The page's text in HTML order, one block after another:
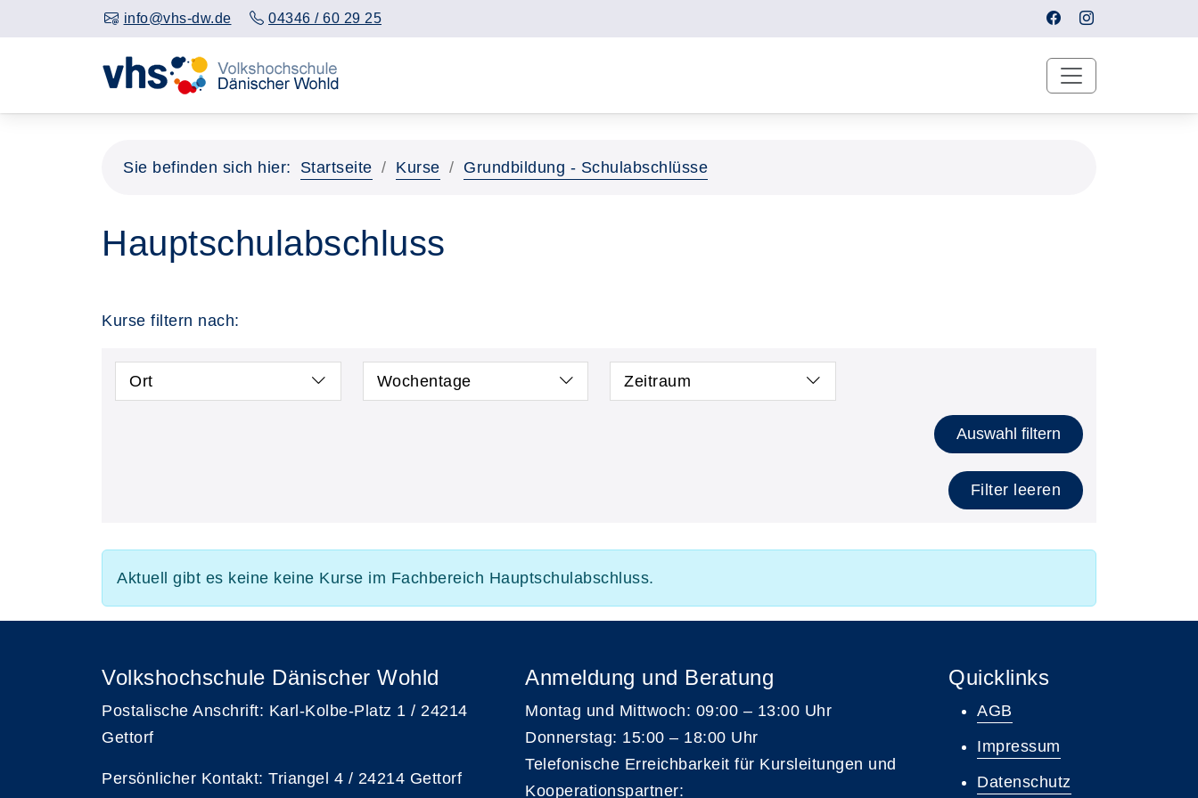
info@vhs-dw.de 04346 / 60 29 25
Sie befinden sich hier: Startseite Kurse Grundbildung - Schulabschlüsse
Hauptschulabschluss
Kurse filtern nach:
Ort Wochentage Zeitraum
Auswahl filtern
Filter leeren
Aktuell gibt es keine keine Kurse im Fachbereich Hauptschulabschluss.
Volkshochschule Dänischer Wohld
Postalische Anschrift: Karl-Kolbe-Platz 1 / 24214
Gettorf
Persönlicher Kontakt: Triangel 4 / 24214 Gettorf
Anmeldung und Beratung
Montag und Mittwoch: 09:00 – 13:00 Uhr
Donnerstag: 15:00 – 18:00 Uhr
Telefonische Erreichbarkeit für Kursleitungen und
Kooperationspartner:
Quicklinks
AGB
Impressum
Datenschutz